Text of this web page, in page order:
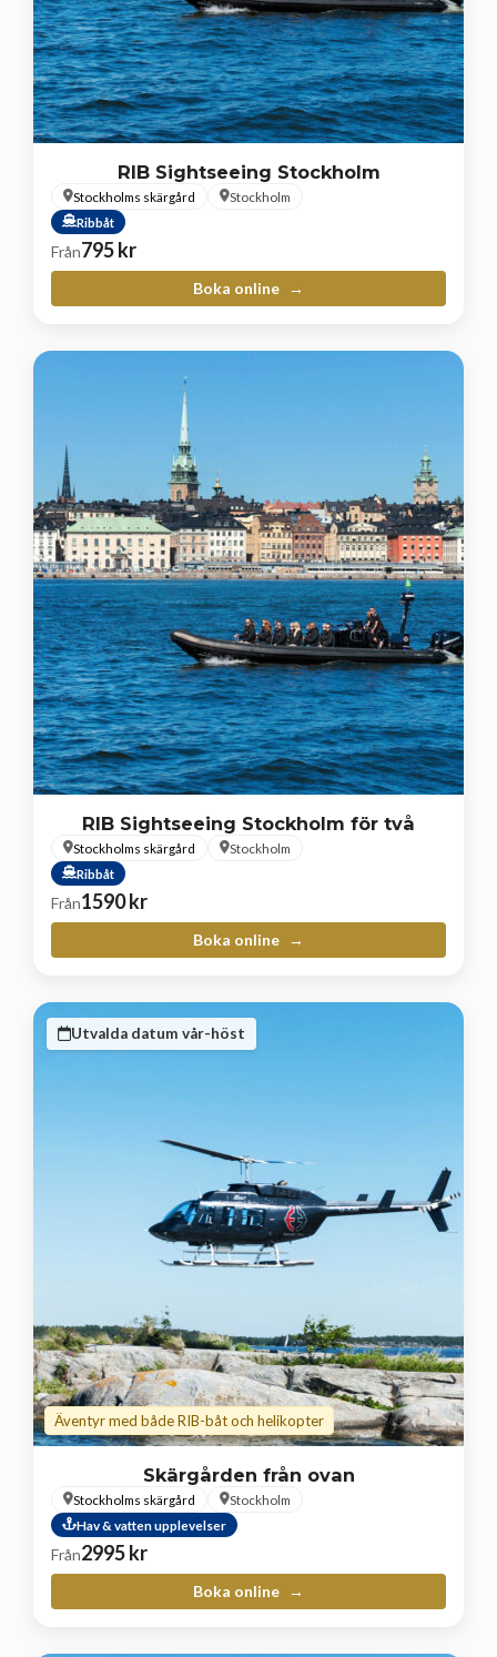
RIB Sightseeing Stockholm
Stockholms skärgård
Stockholm
Ribbåt
Från795kr
Boka online
RIB Sightseeing Stockholm för två
Stockholms skärgård
Stockholm
Ribbåt
Från1590kr
Boka online
Utvalda datum vår-höst
Äventyr med både RIB-båt och helikopter
Skärgården från ovan
Stockholms skärgård
Stockholm
Hav & vatten upplevelser
Från2995kr
Boka online